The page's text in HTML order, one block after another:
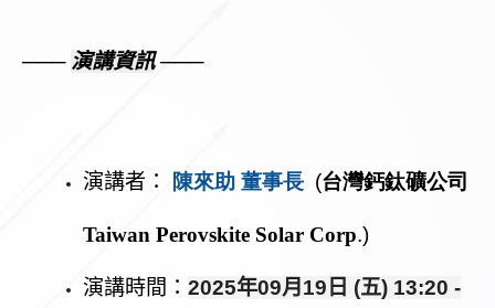
─── 演講資訊───
演講者： 陳來助 董事長 (台灣鈣鈦礦公司
Taiwan Perovskite Solar Corp.)
演講時間： 2025年09月19 日 (五) 13:20 -